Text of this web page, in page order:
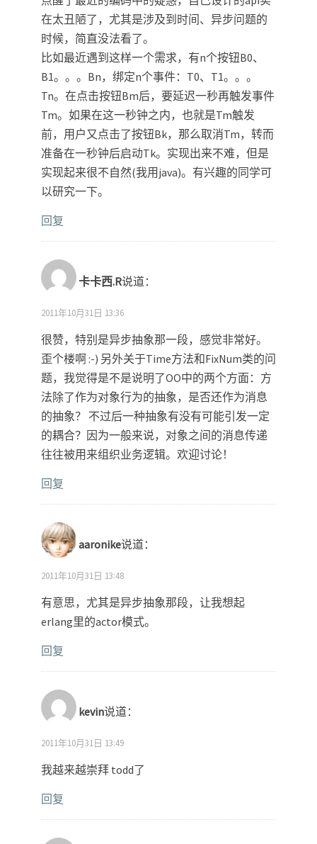
在太丑陋了，尤其是涉及到时间、异步问题的
时候，简直没法看了。
比如最近遇到这样一个需求，有n个按钮B0、
B1。。。Bn，绑定n个事件：T0、T1。。。
Tn。在点击按钮Bm后，要延迟一秒再触发事件
Tm。如果在这一秒钟之内，也就是Tm触发
前，用户又点击了按钮Bk，那么取消Tm，转而
准备在一秒钟后启动Tk。实现出来不难，但是
实现起来很不自然(我用java)。有兴趣的同学可
以研究一下。
回复
卡卡西.R说道：
2011年10月31日 13:36
很赞，特别是异步抽象那一段，感觉非常好。
歪个楼啊 :-) 另外关于Time方法和FixNum类的问
题，我觉得是不是说明了OO中的两个方面：方
法除了作为对象行为的抽象，是否还作为消息
的抽象？ 不过后一种抽象有没有可能引发一定
的耦合？因为一般来说，对象之间的消息传递
往往被用来组织业务逻辑。欢迎讨论！
回复
aaronike说道：
2011年10月31日 13:48
有意思，尤其是异步抽象那段，让我想起
erlang里的actor模式。
回复
kevin说道：
2011年10月31日 13:49
我越来越崇拜 todd了
回复